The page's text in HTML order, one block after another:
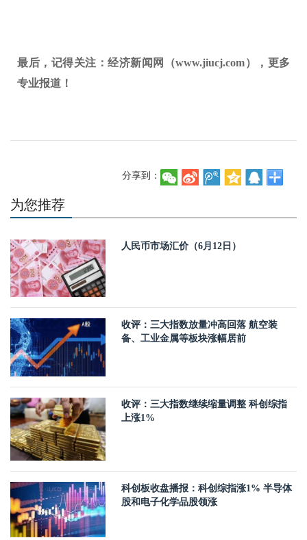
最后，记得关注：经济新闻网（www.jiucj.com），更多
专业报道！
分享到：
为您推荐
人民币市场汇价（6月12日）
收评：三大指数放量冲高回落 航空装
备、工业金属等板块涨幅居前
收评：三大指数继续缩量调整 科创综指
上涨1%
科创板收盘播报：科创综指涨1% 半导体
股和电子化学品股领涨